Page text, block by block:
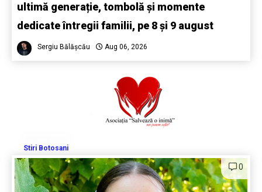
ultimă generație, tombolă și momente
dedicate întregii familii, pe 8 și 9 august
Sergiu Bălășcău Aug 06, 2026
Stiri Botosani
0